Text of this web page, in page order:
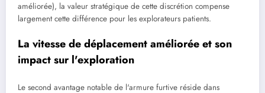
améliorée), la valeur stratégique de cette discrétion compense
largement cette différence pour les explorateurs patients.
La vitesse de déplacement améliorée et son
impact sur l'exploration
Le second avantage notable de l'armure furtive réside dans